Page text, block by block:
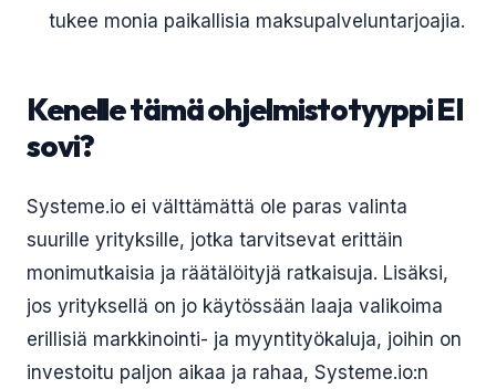
tukee monia paikallisia maksupalveluntarjoajia.
Kenelle tämä ohjelmistotyyppi EI
sovi?
Systeme.io ei välttämättä ole paras valinta
suurille yrityksille, jotka tarvitsevat erittäin
monimutkaisia ja räätälöityjä ratkaisuja. Lisäksi,
jos yrityksellä on jo käytössään laaja valikoima
erillisiä markkinointi- ja myyntityökaluja, joihin on
investoitu paljon aikaa ja rahaa, Systeme.io:n